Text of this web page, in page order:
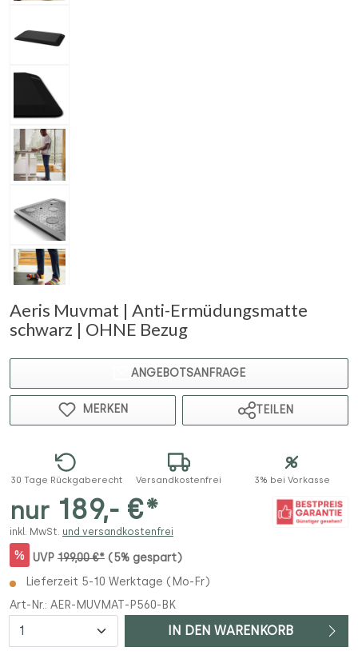
Aeris Muvmat | Anti-Ermüdungsmatte
schwarz | OHNE Bezug
ANGEBOTSANFRAGE
MERKEN TEILEN
30 Tage Rückgaberecht Versandkostenfrei 3% bei Vorkasse
nur 189,- €*
inkl. MwSt. und versandkostenfrei
% UVP 199,00 €* (5% gespart)
Lieferzeit 5-10 Werktage (Mo-Fr)
Art-Nr.: AER-MUVMAT-P560-BK
Anzahl IN DEN WARENKORB